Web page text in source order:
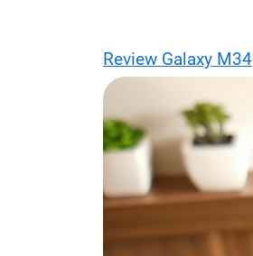
Review Galaxy M34